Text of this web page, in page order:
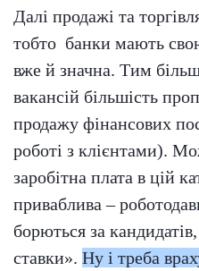
Далі продажі та
тобто банки мають
вже й значна. Тим
вакансій більшість
продажу фінансових
роботі з клієнтами).
заробітна плата в цій
приваблива –
борються за
ставки». Ну і треба